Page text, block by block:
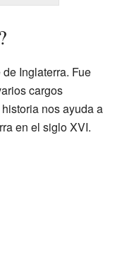
Inglaterra. Fue
cargos
nos ayuda a
en el siglo XVI.